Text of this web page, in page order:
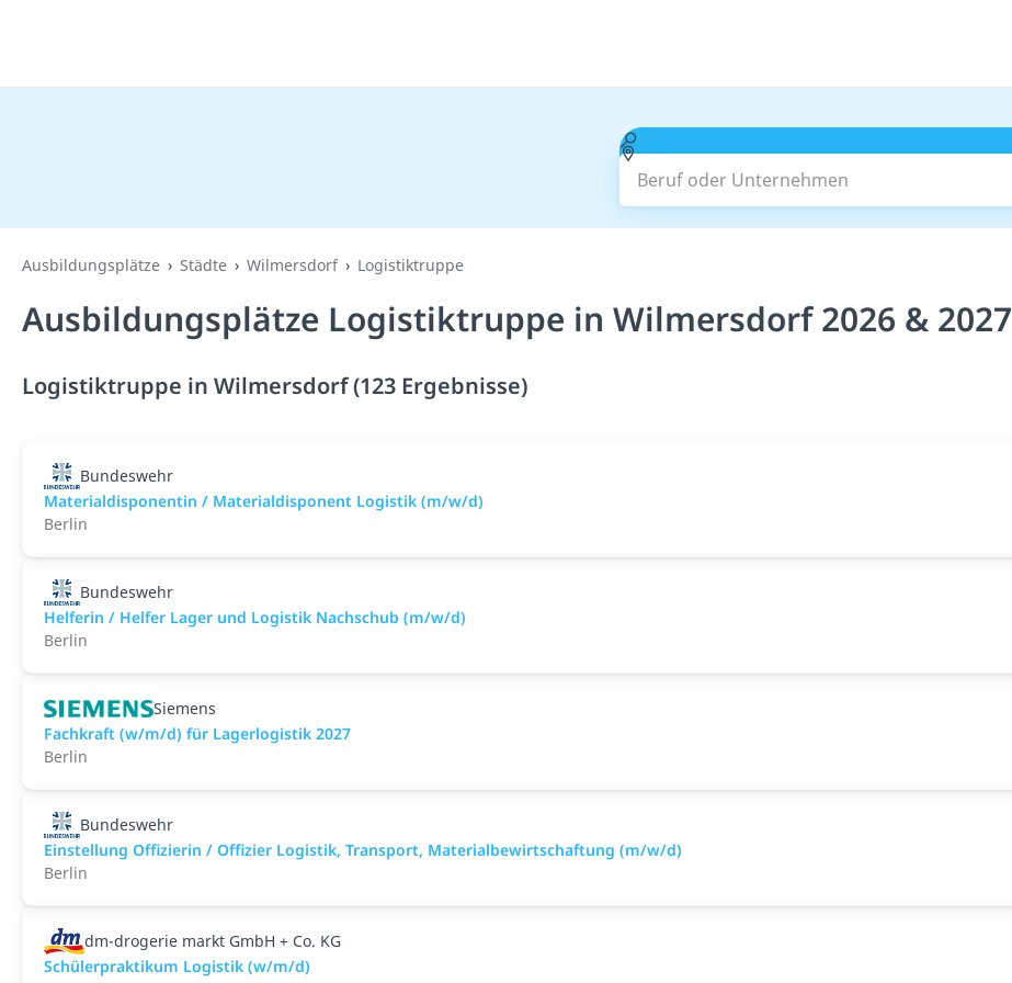
Beruf oder Unternehmen
Ausbildungsplätze Städte Wilmersdorf Logistiktruppe
Ausbildungsplätze Logistiktruppe in Wilmersdorf 2026 & 2027
Logistiktruppe in Wilmersdorf (123 Ergebnisse)
Bundeswehr
Materialdisponentin / Materialdisponent Logistik (m/w/d)
Berlin
Bundeswehr
Helferin / Helfer Lager und Logistik Nachschub (m/w/d)
Berlin
Siemens
Fachkraft (w/m/d) für Lagerlogistik 2027
Berlin
Bundeswehr
Einstellung Offizierin / Offizier Logistik, Transport, Materialbewirtschaftung (m/w/d)
Berlin
dm-drogerie markt GmbH + Co. KG
Schülerpraktikum Logistik (w/m/d)